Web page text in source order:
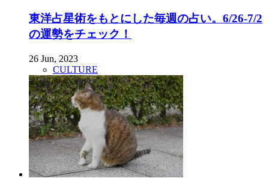
東洋占星術をもとにした毎週の占い。6/26-7/2
の運勢をチェック！
26 Jun, 2023
CULTURE